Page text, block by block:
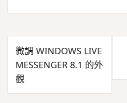
文
章
導
覽
微調 WINDOWS LIVE
MESSENGER 8.1 的外
觀